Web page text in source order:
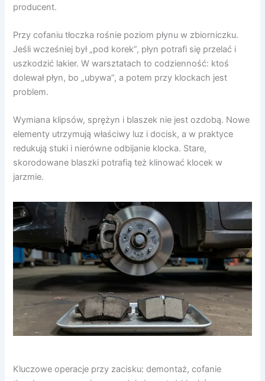
producent.
Przy cofaniu tłoczka rośnie poziom płynu w zbiorniczku.
Jeśli wcześniej był „pod korek”, płyn potrafi się przelać i
uszkodzić lakier. W warsztatach to codzienność: ktoś
dolewał płyn, bo „ubywa”, a potem przy klockach jest
problem.
Wymiana klipsów, sprężyn i blaszek nie jest ozdobą. Nowe
elementy utrzymują właściwy luz i docisk, a w praktyce
redukują stuki i nierówne odbijanie klocka. Stare,
skorodowane blaszki potrafią też klinować klocek w
jarzmie.
Kluczowe operacje przy zacisku: demontaż, cofanie